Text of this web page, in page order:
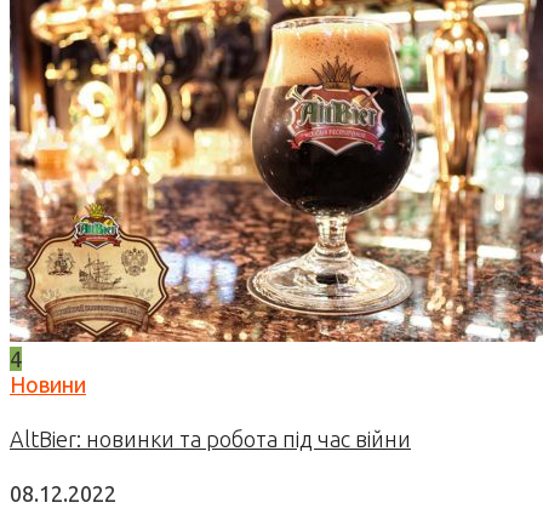
4
Новини
AltBier: новинки та робота під час війни
08.12.2022